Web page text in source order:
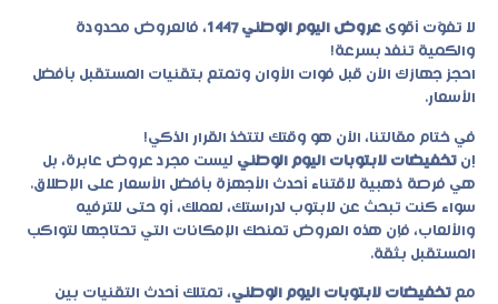
لا تفوّت أقوى عروض اليوم الوطني 1447
، فالعروض محدودة
والكمية تنفد بسرعة!
احجز جهازك الآن قبل فوات الأوان وتمتع بتقنيات المستقبل بأفضل
الأسعار.
في ختام مقالتنا، الآن هو وقتك لتتخذ القرار الذكي!
إن تخفيضات لابتوبات اليوم الوطني ليست مجرد عروض عابرة، بل
هي فرصة ذهبية لاقتناء أحدث الأجهزة بأفضل الأسعار على الإطلاق.
سواء كنت تبحث عن لابتوب لدراستك، لعملك، أو حتى للترفيه
والألعاب، فإن هذه العروض تمنحك الإمكانات التي تحتاجها لتواكب
المستقبل بثقة.
مع تخفيضات لابتوبات اليوم الوطني، تمتلك أحدث التقنيات بين